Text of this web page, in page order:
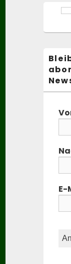
E-